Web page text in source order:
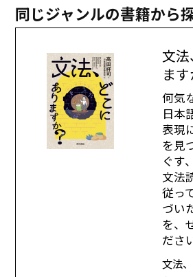
同じジャンルの書籍から
文
ます
何気
日本
表現
を見
ぐす
文法
従っ
づい
を、
ださ
文法